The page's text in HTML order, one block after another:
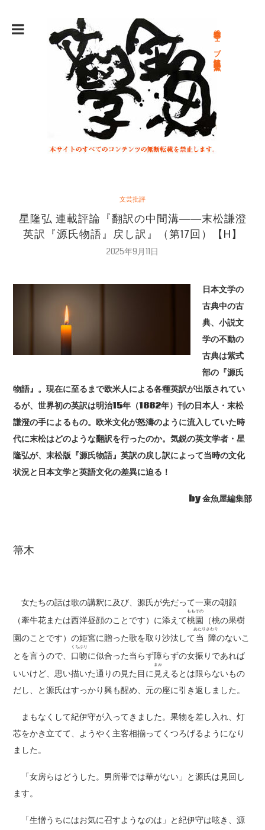
総合文学ウェブ情報誌 文学金魚
文芸批評
星隆弘 連載評論『翻訳の中間溝――末松謙澄
英訳『源氏物語』戻し訳』（第17回）【H】
2025年9月11日
日本文学の
古典中の古
典、小説文
学の不動の
古典は紫式
部の『源氏
物語』。現在に至るまで欧米人による各種英訳が出版されてい
るが、世界初の英訳は明治15年（1882年）刊の日本人・末松
謙澄の手によるもの。欧米文化が怒濤のように流入していた時
代に末松はどのような翻訳を行ったのか。気鋭の英文学者・星
隆弘が、末松版『源氏物語』英訳の戻し訳によって当時の文化
状況と日本文学と英語文化の差異に迫る！
by 金魚屋編集部
箒木
女たちの話は歌の講釈に及び、源氏が先だって一束の朝顔
（牽牛花または西洋昼顔のことです）に添えて桃園
ももぞの
（桃の果樹
園のことです）の姫宮に贈った歌を取り沙汰して当障
あたりさわり
のないこ
とを言うので、 口吻
くちぶり
に似合った当らず障らずの女振りであれば
いいけど、思い描いた通りの見た目に見
まみ
えるとは限らないもの
だし、と源氏はすっかり興も醒め、元の座に引き返しました。
まもなくして紀伊守が入ってきました。果物を差し入れ、灯
芯をかき立てて、ようやく主客相揃ってくつろげるようになり
ました。
「女房らはどうした。男所帯では華がない」と源氏は見回し
ます。
「生憎うちにはお気に召すようなのは」と紀伊守は呟き、源